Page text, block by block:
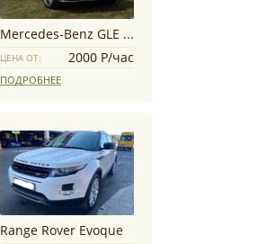
Mercedes-Benz GLE Coupe
ЦЕНА ОТ: 2000 Р/час
ПОДРОБНЕЕ
Range Rover Evoque